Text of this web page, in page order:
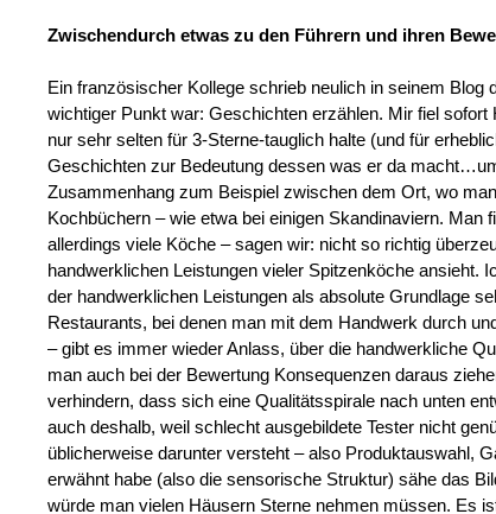
Zwischendurch etwas zu den Führern und ihren
Ein französischer Kollege schrieb neulich in seinem
wichtiger Punkt war: Geschichten erzählen. Mir fiel
nur sehr selten für 3-Sterne-tauglich halte (und für
Geschichten zur Bedeutung dessen was er da
Zusammenhang zum Beispiel zwischen dem Ort, wo
Kochbüchern – wie etwa bei einigen Skandinaviern.
allerdings viele Köche – sagen wir: nicht so richtig
handwerklichen Leistungen vieler Spitzenköche ansieht.
der handwerklichen Leistungen als absolute Grundlage
Restaurants, bei denen man mit dem Handwerk durch
– gibt es immer wieder Anlass, über die handwerkliche
man auch bei der Bewertung Konsequenzen daraus
verhindern, dass sich eine Qualitätsspirale nach unten
auch deshalb, weil schlecht ausgebildete Tester nicht
üblicherweise darunter versteht – also Produktauswahl,
erwähnt habe (also die sensorische Struktur) sähe das
würde man vielen Häusern Sterne nehmen müssen. Es